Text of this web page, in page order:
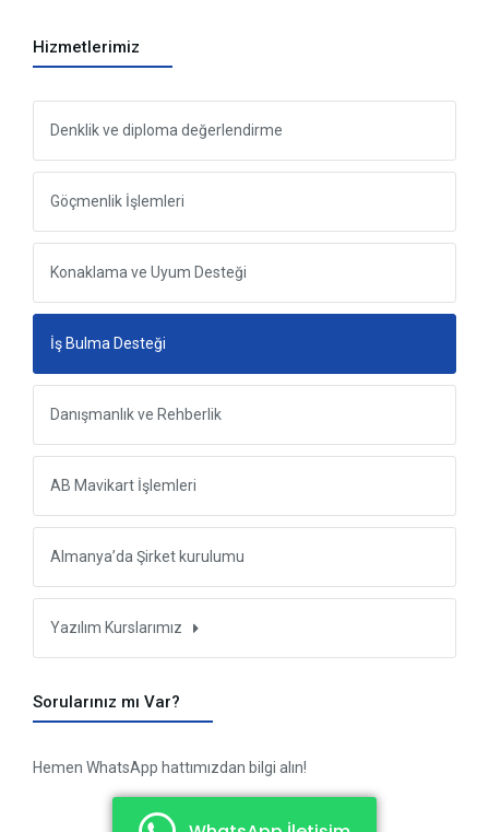
Hizmetlerimiz
Denklik ve diploma değerlendirme
Göçmenlik İşlemleri
Konaklama ve Uyum Desteği
İş Bulma Desteği
Danışmanlık ve Rehberlik
AB Mavikart İşlemleri
Almanya’da Şirket kurulumu
Yazılım Kurslarımız
Sorularınız mı Var?
Hemen WhatsApp hattımızdan bilgi alın!